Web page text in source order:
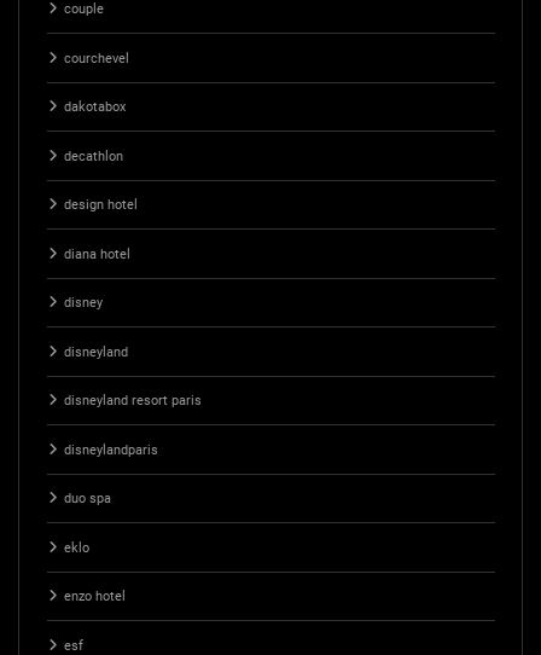
couple
courchevel
dakotabox
decathlon
design hotel
diana hotel
disney
disneyland
disneyland resort paris
disneylandparis
duo spa
eklo
enzo hotel
esf